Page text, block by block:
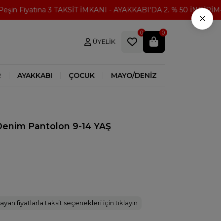
Fiyatına 3 TAKSİT İMKANI - AYAKKABI'DA 2. % 50 İNDİRİM
ÜYELIK
0 0
AYAKKABI ÇOCUK MAYO/DENİZ
Pantolon 9-14 YAŞ
fiyatlarla taksit seçenekleri için tıklayın
×